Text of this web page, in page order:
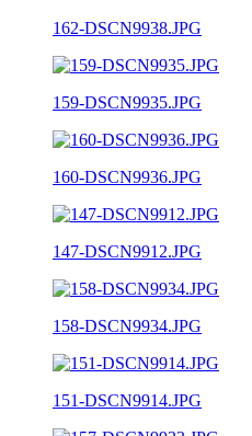
162-DSCN9938.JPG
159-DSCN9935.JPG
160-DSCN9936.JPG
147-DSCN9912.JPG
158-DSCN9934.JPG
151-DSCN9914.JPG